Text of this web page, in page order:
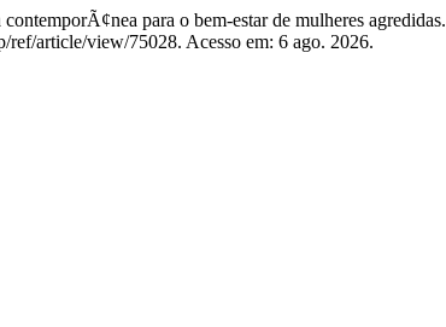
para o bem-estar de mulheres agredidas.
article/view/75028. Acesso em: 6 ago. 2026.